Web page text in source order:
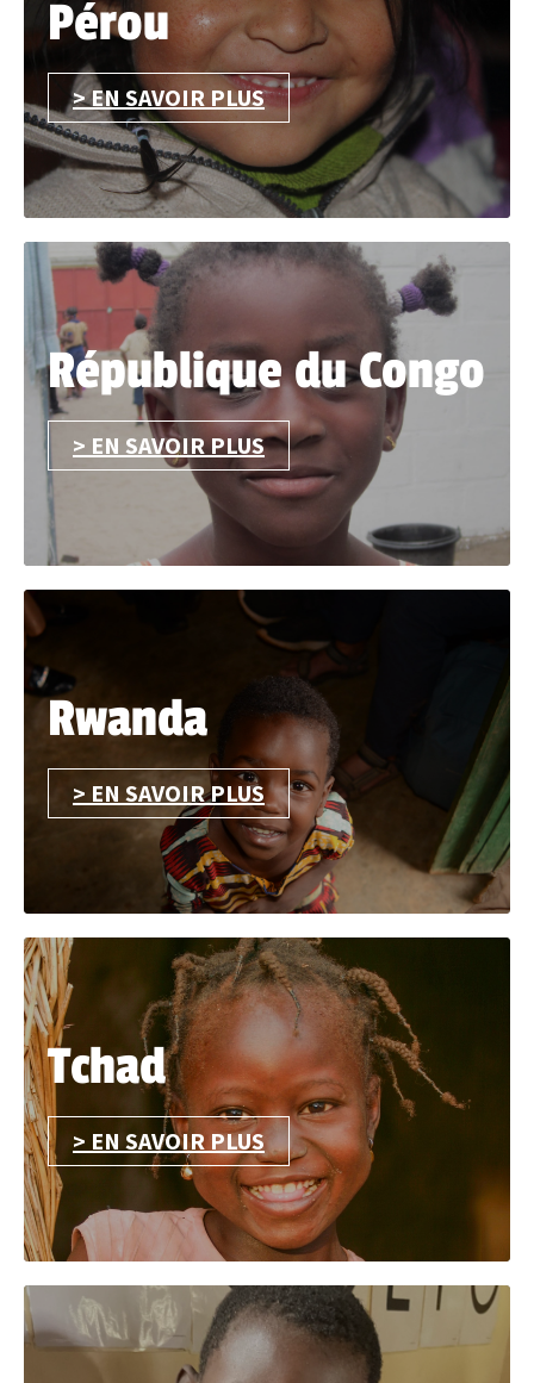
Pérou
> EN SAVOIR PLUS
République du Congo
> EN SAVOIR PLUS
Rwanda
> EN SAVOIR PLUS
Tchad
> EN SAVOIR PLUS